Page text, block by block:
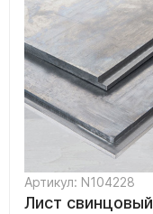
Артикул: N104228
Лист свинцовый